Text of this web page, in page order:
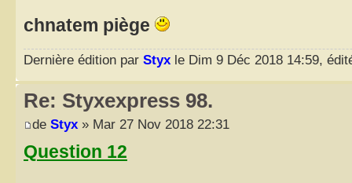
chnatem piège
Dernière édition par Styx le Dim 9 Déc 2018 14:59,
Re: Styxexpress 98.
de Styx » Mar 27 Nov 2018 22:31
Question 12